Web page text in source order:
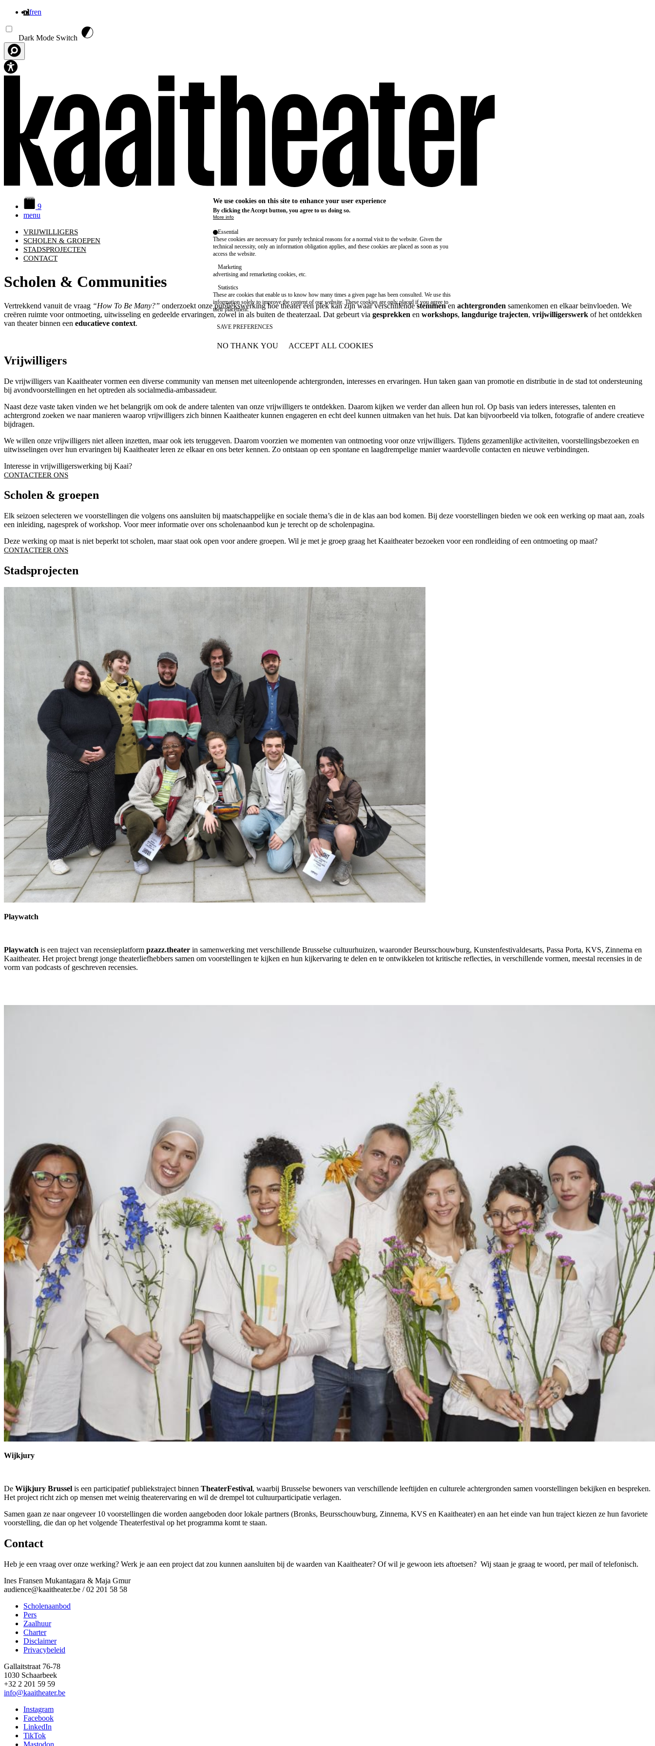
nlfren
Dark Mode Switch
9
menu
VRIJWILLIGERS
SCHOLEN & GROEPEN
STADSPROJECTEN
CONTACT
Scholen & Communities
Vertrekkend vanuit de vraag “How To Be Many?” onderzoekt onze publiekswerking hoe theater een plek kan zijn waar verschillendestemmenen achtergronden samenkomen en elkaar beïnvloeden. We
creëren ruimte voor ontmoeting, uitwisseling en gedeelde ervaringen, zowel in als buiten de theaterzaal. Dat gebeurt via gesprekken en workshops, langdurige trajecten, vrijwilligerswerk of het ontdekken
van theater binnen een educatieve context.
Vrijwilligers
De vrijwilligers van Kaaitheater vormen een diverse community van mensen met uiteenlopende achtergronden, interesses en ervaringen. Hun taken gaan van promotie en distributie in de stad tot ondersteuning
bij avondvoorstellingen en het optreden als socialmedia-ambassadeur.
Naast deze vaste taken vinden we het belangrijk om ook de andere talenten van onze vrijwilligers te ontdekken. Daarom kijken we verder dan alleen hun rol. Op basis van ieders interesses, talenten en
achtergrond zoeken we naar manieren waarop vrijwilligers zich binnen Kaaitheater kunnen engageren en echt deel kunnen uitmaken van het huis. Dat kan bijvoorbeeld via tolken, fotografie of andere creatieve
bijdragen.
We willen onze vrijwilligers niet alleen inzetten, maar ook iets teruggeven. Daarom voorzien we momenten van ontmoeting voor onze vrijwilligers. Tijdens gezamenlijke activiteiten, voorstellingsbezoeken en
uitwisselingen over hun ervaringen bij Kaaitheater leren ze elkaar en ons beter kennen. Zo ontstaan op een spontane en laagdrempelige manier waardevolle contacten en nieuwe verbindingen.
Interesse in vrijwilligerswerking bij Kaai?
CONTACTEER ONS
Scholen & groepen
Elk seizoen selecteren we voorstellingen die volgens ons aansluiten bij maatschappelijke en sociale thema’s die in de klas aan bod komen. Bij deze voorstellingen bieden we ook een werking op maat aan, zoals
een inleiding, nagesprek of workshop. Voor meer informatie over ons scholenaanbod kun je terecht op de scholenpagina.
Deze werking op maat is niet beperkt tot scholen, maar staat ook open voor andere groepen. Wil je met je groep graag het Kaaitheater bezoeken voor een rondleiding of een ontmoeting op maat?
CONTACTEER ONS
Stadsprojecten
Playwatch
Playwatch is een traject van recensieplatform pzazz.theater in samenwerking met verschillende Brusselse cultuurhuizen, waaronder Beursschouwburg, Kunstenfestivaldesarts, Passa Porta, KVS, Zinnema en
Kaaitheater. Het project brengt jonge theaterliefhebbers samen om voorstellingen te kijken en hun kijkervaring te delen en te ontwikkelen tot kritische reflecties, in verschillende vormen, meestal recensies in de
vorm van podcasts of geschreven recensies.
Wijkjury
De Wijkjury Brussel is een participatief publiekstraject binnen TheaterFestival, waarbij Brusselse bewoners van verschillende leeftijden en culturele achtergronden samen voorstellingen bekijken en bespreken.
Het project richt zich op mensen met weinig theaterervaring en wil de drempel tot cultuurparticipatie verlagen.
Samen gaan ze naar ongeveer 10 voorstellingen die worden aangeboden door lokale partners (Bronks, Beursschouwburg, Zinnema, KVS en Kaaitheater) en aan het einde van hun traject kiezen ze hun favoriete
voorstelling, die dan op het volgende Theaterfestival op het programma komt te staan.
Contact
Heb je een vraag over onze werking? Werk je aan een project dat zou kunnen aansluiten bij de waarden van Kaaitheater? Of wil je gewoon iets aftoetsen? Wij staan je graag te woord, per mail of telefonisch.
Ines Fransen Mukantagara & Maja Gmur
audience@kaaitheater.be / 02 201 58 58
Footer
Scholenaanbod
Pers
Zaalhuur
Charter
Disclaimer
Privacybeleid
Gallaitstraat 76-78
1030 Schaarbeek
+32 2 201 59 59
info@kaaitheater.be
Instagram
Facebook
LinkedIn
TikTok
Mastodon
We use cookies on this site to enhance your user experience
By clicking the Accept button, you agree to us doing so.
More info
Essential
These cookies are necessary for purely technical reasons for a normal visit to the website. Given the
technical necessity, only an information obligation applies, and these cookies are placed as soon as you
access the website.
Marketing
advertising and remarketing cookies, etc.
Statistics
These are cookies that enable us to know how many times a given page has been consulted. We use this
information solely to improve the content of our website. These cookies are only placed if you agree to
their placement.
SAVE PREFERENCES
NO THANK YOU ACCEPT ALL COOKIES
WITHDRAW CONSENT